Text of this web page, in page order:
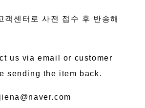
객센터로 사전 접수 후 반송해
us via email or customer
sending the item back.